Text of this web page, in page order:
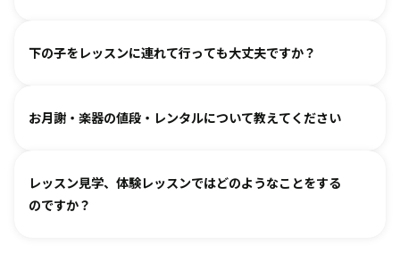
ァルトなどの名曲を弾けるようになります。指導者は 養成課
教室ごとに時間割を組んでおりますので、各教室までご相談
オンラインレッスン対応が可能な教室もございます。
下の子をレッスンに連れて行っても大丈夫ですか？
どうぞお連れください。まずはレッスン見学にお越しいただ
お月謝・楽器の値段・レンタルについて教えてください
お月謝は教室により異なります。 教室情報ページ をご参照く
ださい。
レッスン見学、体験レッスンではどのようなことをする
のですか？